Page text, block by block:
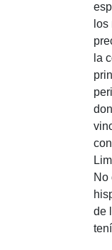
la
No
de